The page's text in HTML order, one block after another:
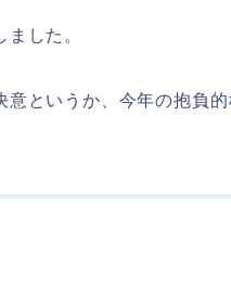
した。
というか、今年の抱負的